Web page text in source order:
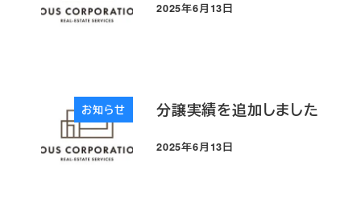
投稿日
2025年6月13日
お知らせ 分譲実績を追加しました
投稿日
2025年6月13日